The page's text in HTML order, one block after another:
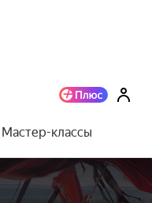
Мастер-классы